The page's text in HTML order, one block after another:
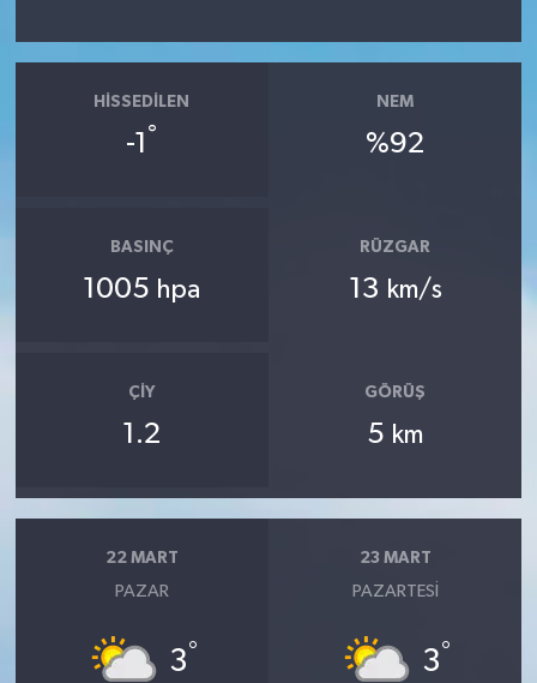
HISSEDILEN
-1 °
NEM
%92
BASINÇ
1005 hpa
RÜZGAR
13 km/s
ÇIY
1.2
GÖRÜŞ
5 km
22 MART
PAZAR
3°
23 MART
PAZARTESI
3°